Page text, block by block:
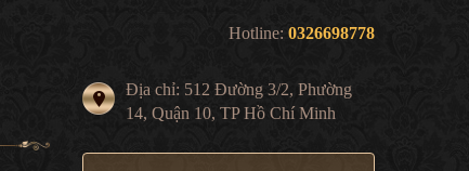
Hotline: 0326698778
Địa chỉ: 512 Đường 3/2, Phường
14, Quận 10, TP Hồ Chí Minh